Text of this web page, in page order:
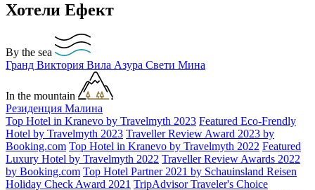
Хотели Ефект
By the sea
Гранд Виктория Вила Азура Свети Мина
In the mountain
Резиденция Малина
Top Hotel in Kranevo by Travelmyth 2023 Featured Eco-Frendly
Hotel by Travelmyth 2023 Traveller Review Award 2023 by
Booking.com Top Hotel in Kranevo by Travelmyth 2022 Featured
Luxury Hotel by Travelmyth 2022 Traveller Review Awards 2022
by Booking.com Top Hotel Partner 2021 by Schauinsland Reisen
Holiday Check Award 2021 TripAdvisor Traveler's Choice